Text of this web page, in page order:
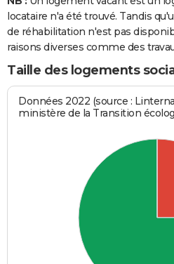
locataire n'a été trouvé. Tandis
de réhabilitation n'est pas
raisons diverses comme des
Taille des logements
Données 2022 (source :
ministère de la Transition